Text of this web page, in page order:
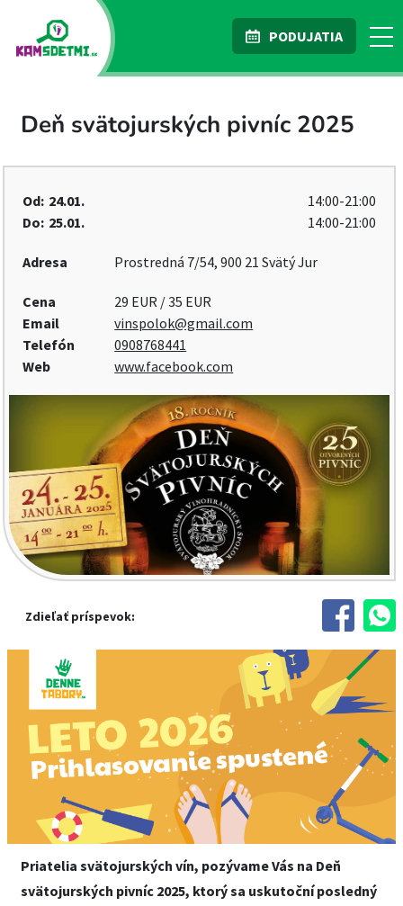
PODUJATIA
Deň svätojurských pivníc 2025
Od: 24.01.
14:00-21:00
Do: 25.01. 14:00-21:00
Adresa Prostredná 7/54, 900 21 Svätý Jur
Cena
29 EUR / 35 EUR
Email
vinspolok@gmail.com
Telefón
0908768441
Web
www.facebook.com
Zdieľať príspevok:
Priatelia svätojurských vín, pozývame Vás na Deň
svätojurských pivníc 2025, ktorý sa uskutoční posledný